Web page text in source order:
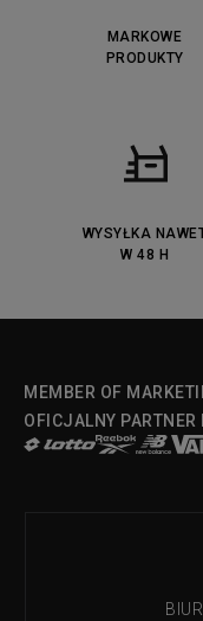
MARKOWE
PRODUKTY
WYSYŁKA
W 48 H
MEMBER OF
OFICJALNY PARTNER